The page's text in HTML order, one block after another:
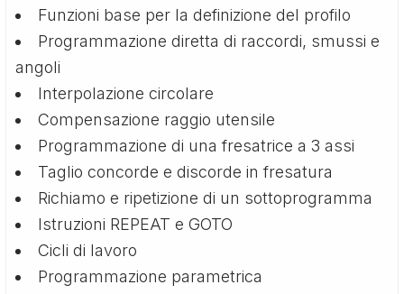
Funzioni base per la definizione del profilo
Programmazione diretta di raccordi, smussi e
angoli
Interpolazione circolare
Compensazione raggio utensile
Programmazione di una fresatrice a 3 assi
Taglio concorde e discorde in fresatura
Richiamo e ripetizione di un sottoprogramma
Istruzioni REPEAT e GOTO
Cicli di lavoro
Programmazione parametrica